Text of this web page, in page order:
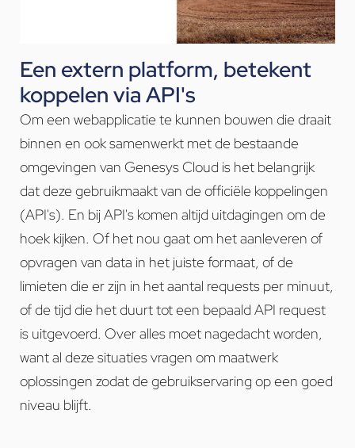
Een extern platform, betekent
koppelen via API's
Om een webapplicatie te kunnen bouwen die draait
binnen en ook samenwerkt met de bestaande
omgevingen van Genesys Cloud is het belangrijk
dat deze gebruikmaakt van de officiële koppelingen
(API's). En bij API's komen altijd uitdagingen om de
hoek kijken. Of het nou gaat om het aanleveren of
opvragen van data in het juiste formaat, of de
limieten die er zijn in het aantal requests per minuut,
of de tijd die het duurt tot een bepaald API request
is uitgevoerd. Over alles moet nagedacht worden,
want al deze situaties vragen om maatwerk
oplossingen zodat de gebruikservaring op een goed
niveau blijft.